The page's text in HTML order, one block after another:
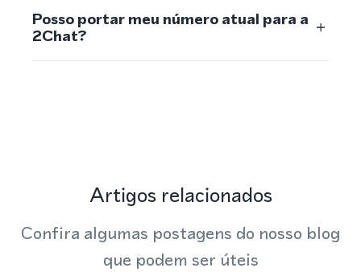
Posso portar meu número atual para a
2Chat?
Artigos relacionados
Confira algumas postagens do nosso blog
que podem ser úteis